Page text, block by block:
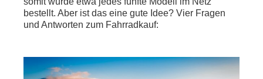
bestellt. Aber ist das eine gute Idee? Vier Fragen
und Antworten zum Fahrradkauf: